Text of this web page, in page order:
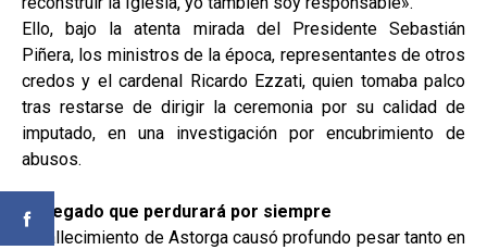
Ello, bajo la atenta mirada del Presidente Sebastián
Piñera, los ministros de la época, representantes de otros
credos y el cardenal Ricardo Ezzati, quien tomaba palco
tras restarse de dirigir la ceremonia por su calidad de
imputado, en una investigación por encubrimiento de
abusos.
Un legado que perdurará por siempre
El fallecimiento de Astorga causó profundo pesar tanto en